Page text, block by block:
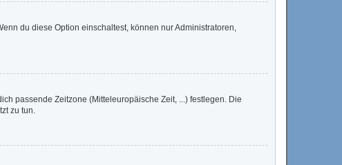
du diese Option einschaltest, können nur Administratoren,
passende Zeitzone (Mitteleuropäische Zeit, ...) festlegen. Die
zu tun.